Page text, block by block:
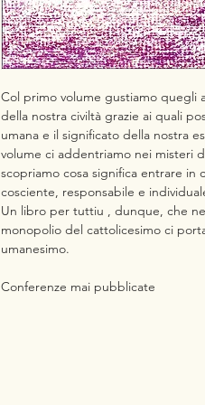
Col primo volume gustiamo quegli
del­la nostra civiltà grazie ai quali
umana e il significato della nostra
volume ci addentriamo nei misteri
scopriamo cosa significa entrare in
cosciente, responsabile e
Un libro per tuttiu , dunque, che
monopolio del cattolicesimo ci
umanesimo.
Conferenze mai pubblicate